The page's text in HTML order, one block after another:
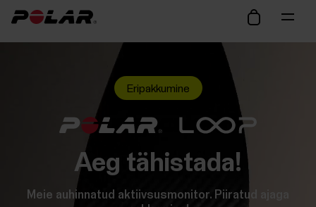
Eripakkumine
Aeg tähistada!
Meie auhinnatud aktiivsusmonitor. Piiratud ajaga